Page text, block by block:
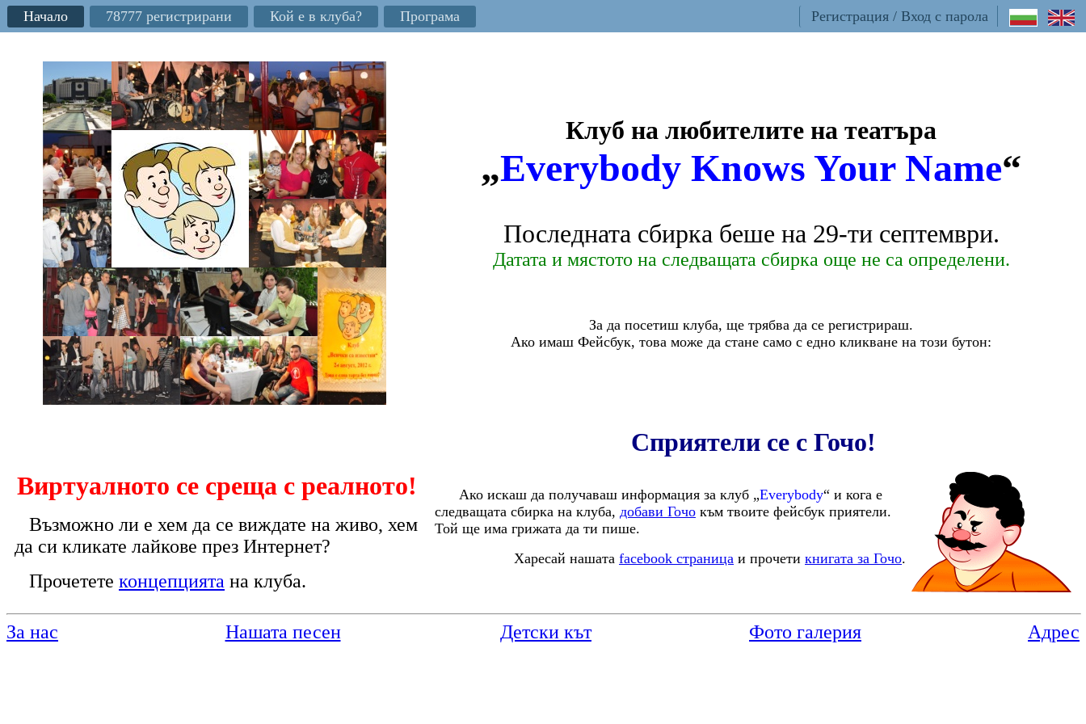
Начало 78777 регистрирани Кой е в клуба? Програма Регистрация / Вход с парола
Клуб на любителите на театъра
„Everybody Knows Your Name“
Последната сбирка беше на 29-ти септември.
Датата и мястото на следващата сбирка още не са определени.
За да посетиш клуба, ще трябва да се регистрираш.
Ако имаш Фейсбук, това може да стане само с едно кликване на този бутон:
Виртуалното се среща с реалното!
Възможно ли е хем да се виждате на живо, хем
да си кликате лайкове през Интернет?
Прочетете концепцията на клуба.
Сприятели се с Гочо!
Ако искаш да получаваш информация за клуб „Everybody“ и кога е
следващата сбирка на клуба, добави Гочо към твоите фейсбук приятели.
Той ще има грижата да ти пише.
Харесай нашата facebook страница и прочети книгата за Гочо.
За нас Нашата песен Детски кът Фото галерия Адрес